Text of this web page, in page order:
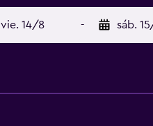
vie. 14/8 - sáb.